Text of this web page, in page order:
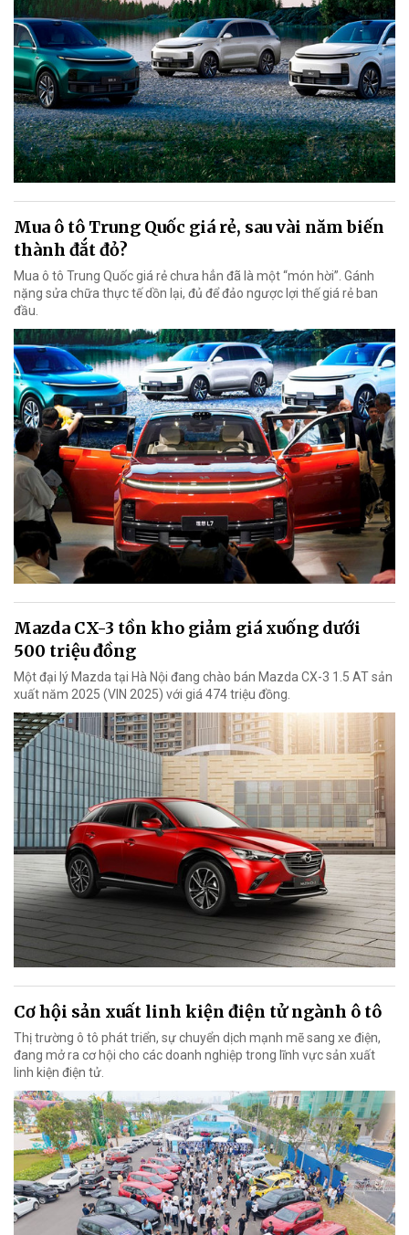
Mua ô tô Trung Quốc giá rẻ, sau vài năm biến
thành đắt đỏ?
Mua ô tô Trung Quốc giá rẻ chưa hẳn đã là một “món hời”. Gánh
nặng sửa chữa thực tế dồn lại, đủ để đảo ngược lợi thế giá rẻ ban
đầu.
Mazda CX-3 tồn kho giảm giá xuống dưới
500 triệu đồng
Một đại lý Mazda tại Hà Nội đang chào bán Mazda CX-3 1.5 AT sản
xuất năm 2025 (VIN 2025) với giá 474 triệu đồng.
Cơ hội sản xuất linh kiện điện tử ngành ô tô
Thị trường ô tô phát triển, sự chuyển dịch mạnh mẽ sang xe điện,
đang mở ra cơ hội cho các doanh nghiệp trong lĩnh vực sản xuất
linh kiện điện tử.